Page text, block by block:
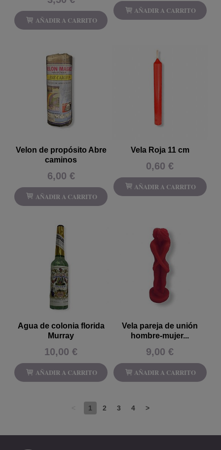
AÑADIR A CARRITO
AÑADIR A CARRITO
Velon de propósito Abre
caminos
6,00 €
AÑADIR A CARRITO
Vela Roja 11 cm
0,60 €
AÑADIR A CARRITO
Agua de colonia florida
Murray
10,00 €
AÑADIR A CARRITO
Vela pareja de unión
hombre-mujer...
9,00 €
AÑADIR A CARRITO
1 2 3 4 >